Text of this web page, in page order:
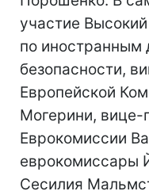
участие
по иностранным
безопасности,
Европейской
Могерини, вице-
Еврокомиссии
еврокомиссары
Сесилия